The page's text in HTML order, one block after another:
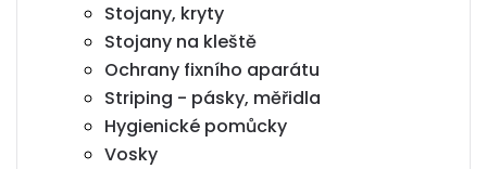
Stojany, kryty
Stojany na kleště
Ochrany fixního aparátu
Striping - pásky, měřidla
Hygienické pomůcky
Vosky